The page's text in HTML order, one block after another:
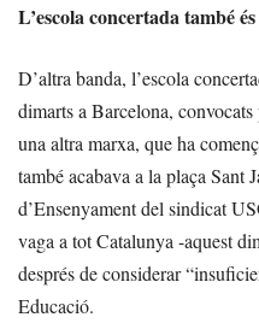
L’escola concertada també
D’altra banda, l’escola
dimarts a Barcelona,
una altra marxa, que ha
també acabava a la plaça Sant
d’Ensenyament del sindicat
vaga a tot Catalunya -aquest
després de considerar
Educació.